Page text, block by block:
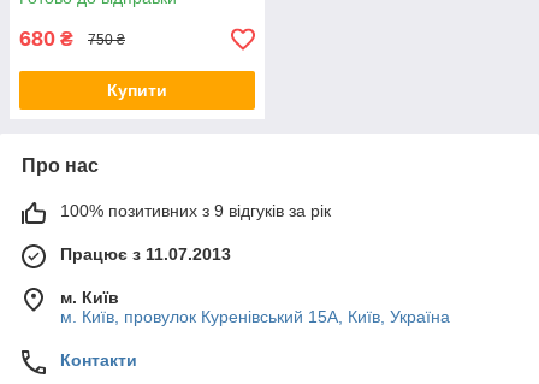
680 ₴ 750 ₴
Купити
Про нас
100% позитивних з 9 відгуків за рік
Працює з 11.07.2013
м. Київ
м. Київ, провулок Куренівський 15А, Київ, Україна
Контакти